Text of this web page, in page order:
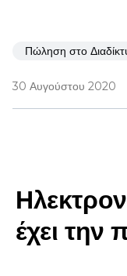
Πώληση στο
30 Αυγούστου 2020
έχει την